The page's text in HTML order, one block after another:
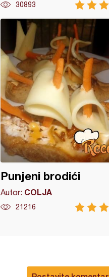
30893
Punjeni brodići
Autor: COLJA
21216